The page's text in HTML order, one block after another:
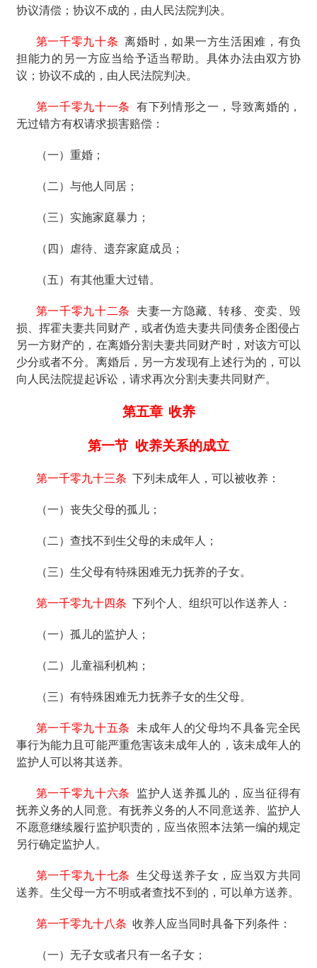
协议清偿；协议不成的，由人民法院判决。
第一千零九十条
离婚时，如果一方生活困难，有负
担能力的另一方应当给予适当帮助。具体办法由双方协
议；协议不成的，由人民法院判决。
第一千零九十一条
有下列情形之一，导致离婚的，
无过错方有权请求损害赔偿：
（一）重婚；
（二）与他人同居；
（三）实施家庭暴力；
（四）虐待、遗弃家庭成员；
（五）有其他重大过错。
第一千零九十二条
夫妻一方隐藏、转移、变卖、毁
损、挥霍夫妻共同财产，或者伪造夫妻共同债务企图侵占
另一方财产的，在离婚分割夫妻共同财产时，对该方可以
少分或者不分。离婚后，另一方发现有上述行为的，可以
向人民法院提起诉讼，请求再次分割夫妻共同财产。
第五章 收养
第一节 收养关系的成立
第一千零九十三条 下列未成年人，可以被收养：
（一）丧失父母的孤儿；
（二）查找不到生父母的未成年人；
（三）生父母有特殊困难无力抚养的子女。
第一千零九十四条 下列个人、组织可以作送养人：
（一）孤儿的监护人；
（二）儿童福利机构；
（三）有特殊困难无力抚养子女的生父母。
第一千零九十五条
未成年人的父母均不具备完全民
事行为能力且可能严重危害该未成年人的，该未成年人的
监护人可以将其送养。
第一千零九十六条
监护人送养孤儿的，应当征得有
抚养义务的人同意。有抚养义务的人不同意送养、监护人
不愿意继续履行监护职责的，应当依照本法第一编的规定
另行确定监护人。
第一千零九十七条
生父母送养子女，应当双方共同
送养。生父母一方不明或者查找不到的，可以单方送养。
第一千零九十八条 收养人应当同时具备下列条件：
（一）无子女或者只有一名子女；